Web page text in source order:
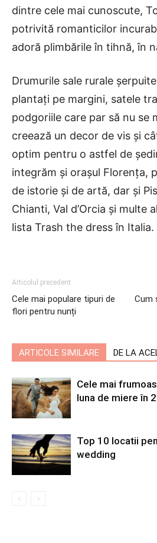
dintre cele mai cunoscute,
potrivită romanticilor
adoră plimbările în tihnă, în
Drumurile sale rurale
plantați pe margini, satele
podgoriile care par să nu se
creează un decor de vis și
optim pentru o astfel de
integrăm și orașul Florența,
de istorie și de artă, dar și
Chianti, Val d’Orcia și multe
lista Trash the dress în Italia.
Articolul precedent
Cele mai populare tipuri de
flori pentru nunți
Cum
ARTICOLE SIMILARE DE LA
Cele mai
luna de miere în
Top 10 locatii
wedding